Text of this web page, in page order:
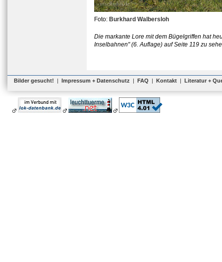
Foto: Burkhard Walbersloh
Die markante Lore mit dem Bügelgriffen hat
Inselbahnen" (6. Auflage) auf Seite 119 zu
Bilder gesucht! | Impressum + Datenschutz | FAQ | Kontakt | Literatur +